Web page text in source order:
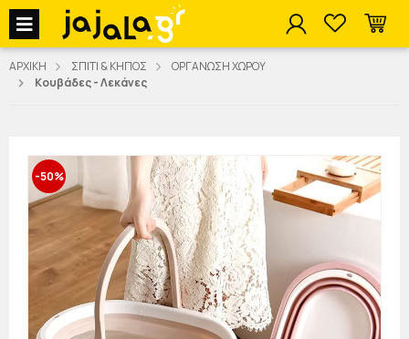
jajala Menu
ΑΡΧΙΚΗ ΣΠΙΤΙ & ΚΗΠΟΣ
ΟΡΓΑΝΩΣΗ ΧΩΡΟΥ
Κουβάδες - Λεκάνες
-50%